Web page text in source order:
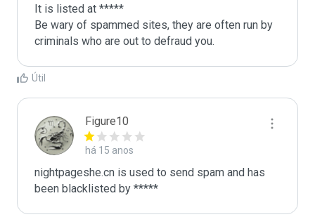
It is listed at *****
Be wary of spammed sites, they are often run by
criminals who are out to defraud you.
Útil
Figure10
há 15 anos
nightpageshe.cn is used to send spam and has
been blacklisted by *****